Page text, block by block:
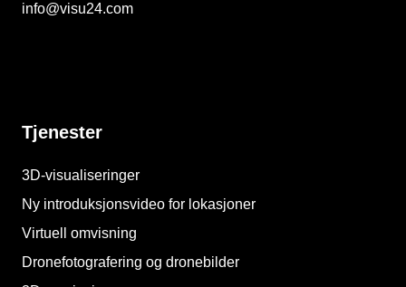
info@visu24.com
Tjenester
3D-visualiseringer
Ny introduksjonsvideo for lokasjoner
Virtuell omvisning
Dronefotografering og dronebilder